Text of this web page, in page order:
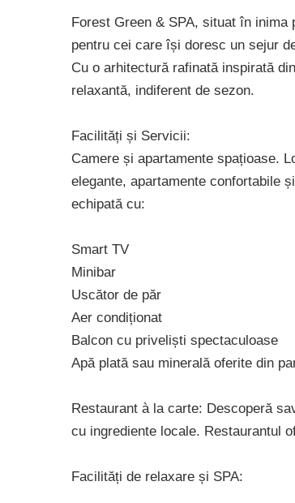
Forest Green & SPA, situat în
pentru cei care își doresc un sejur
Cu o arhitectură rafinată inspirată
relaxantă, indiferent de sezon.
Facilități și Servicii:
Camere și apartamente spațioase.
elegante, apartamente confortabile
echipată cu:
Smart TV
Minibar
Uscător de păr
Aer condiționat
Balcon cu priveliști spectaculoase
Apă plată sau minerală oferite din
Restaurant à la carte: Descoperă
cu ingrediente locale. Restaurantul
Facilități de relaxare și SPA: